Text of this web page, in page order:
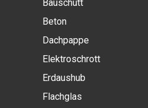
Bauschutt
Beton
Dachpappe
Elektroschrott
Erdaushub
Flachglas